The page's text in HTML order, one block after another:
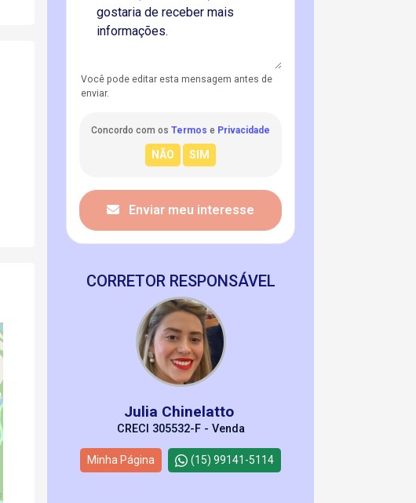
Você pode editar esta mensagem antes de
enviar.
Concordo com os Termos e Privacidade
Enviar meu interesse
CORRETOR RESPONSÁVEL
Julia Chinelatto
CRECI 305532-F - Venda
Minha Página (15) 99141-5114